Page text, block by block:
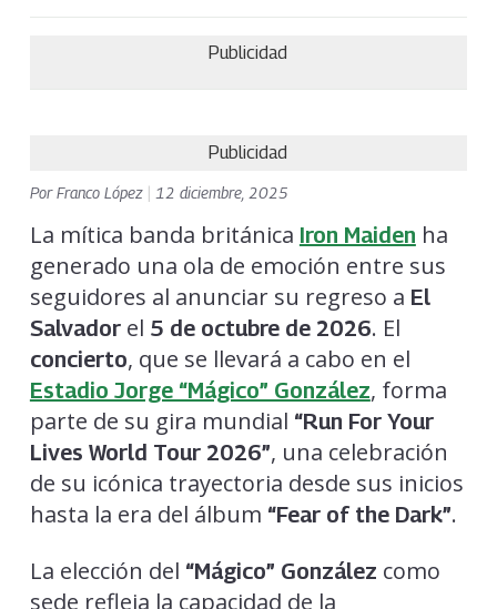
Publicidad
Publicidad
PorFranco López 12 diciembre, 2025
La mítica banda británica Iron Maiden ha
generado una ola de emoción entre sus
seguidores al anunciar su regreso a El
Salvadorel 5 de octubre de 2026. El
concierto, que se llevará a cabo en el
Estadio Jorge “Mágico” González, forma
parte de su gira mundial “Run For Your
Lives World Tour 2026”, una celebración
de su icónica trayectoria desde sus inicios
hasta la era del álbum “Fear of the Dark”.
La elección del “Mágico” González como
sede refleja la capacidad de la